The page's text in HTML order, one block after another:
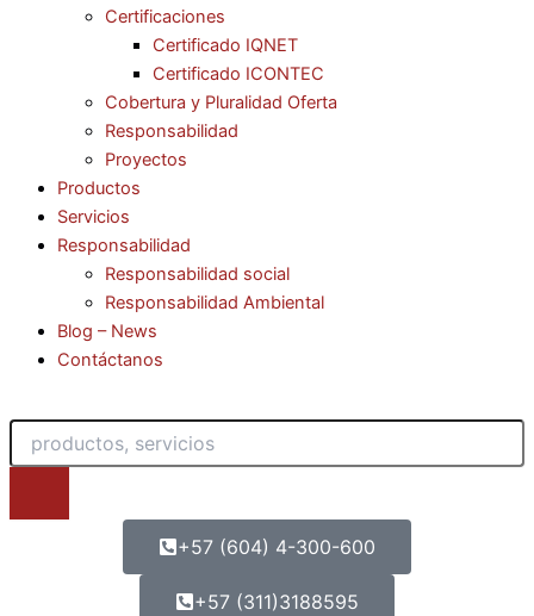
Certificaciones
Certificado IQNET
Certificado ICONTEC
Cobertura y Pluralidad Oferta
Responsabilidad
Proyectos
Productos
Servicios
Responsabilidad
Responsabilidad social
Responsabilidad Ambiental
Blog – News
Contáctanos
Buscar
+57 (604) 4-300-600
+57 (311)3188595